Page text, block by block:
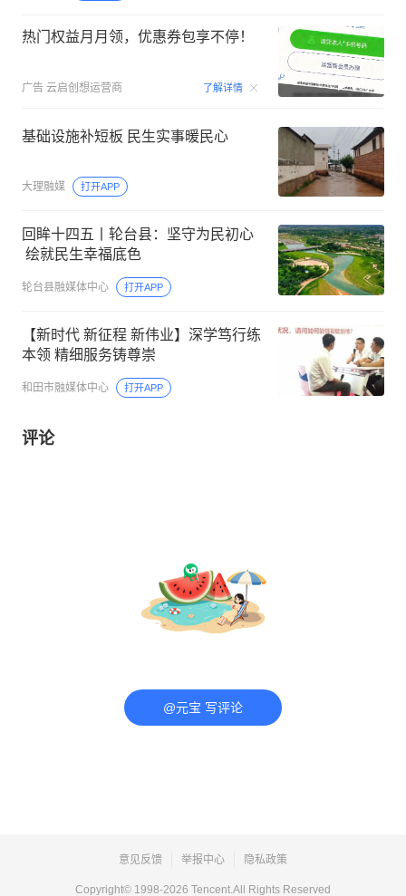
热门权益月月领，优惠券包享不停！
广告 云启创想运营商 了解详情 00:15
基础设施补短板 民生实事暖民心
大理融媒 打开APP
回眸十四五丨轮台县：坚守为民初心
绘就民生幸福底色
轮台县融媒体中心 打开APP
【新时代 新征程 新伟业】深学笃行练
本领 精细服务铸尊崇
和田市融媒体中心 打开APP
评论
@元宝 写评论
意见反馈 举报中心 隐私政策
Copyright© 1998-2026 Tencent.All Rights Reserved